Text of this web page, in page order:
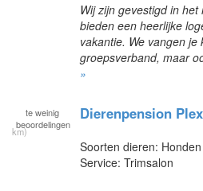
Wij zijn gevestigd in
bieden een heerlijke
vakantie. We vangen
groepsverband, maar
»
te weinig
beoordelingen
Dierenpension
km)
Soorten dieren: Honden
Service: Trimsalon